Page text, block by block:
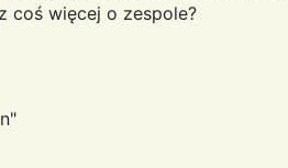
coś więcej o zespole?